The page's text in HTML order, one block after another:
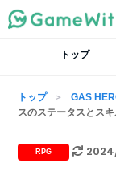
トップ
トップ GAS
スのステータスとス
RPG